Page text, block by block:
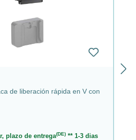
de liberación rápida en V con
plazo de entrega(DE) ** 1-3 dias